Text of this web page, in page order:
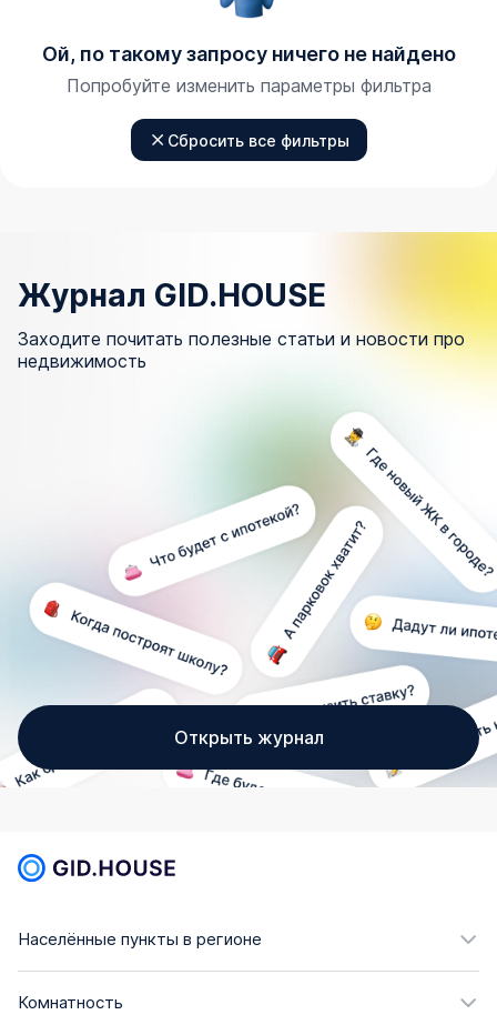
Ой, по такому запросу ничего не найдено
Попробуйте изменить параметры фильтра
Сбросить все фильтры
Журнал GID.HOUSE
Заходите почитать полезные статьи и новости про
недвижимость
Открыть журнал
Населённые пункты в регионе
Комнатность